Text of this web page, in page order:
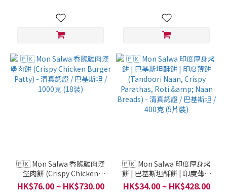
🇵🇰 Mon Salwa 香脆雞肉漢
堡肉餅 (Crispy Chicken
Burger Patty) - 清真認證 /
巴基斯坦 / 1000克 (18裝)
HK$76.00 ~ HK$730.00
🇵🇰 Mon Salwa 印度厚身烤
餅 | 巴基斯坦酥餅 | 印度薄餅
(Tandoori Naan, Crispy
Parathas, Roti & Naan
HK$34.00 ~ HK$428.00